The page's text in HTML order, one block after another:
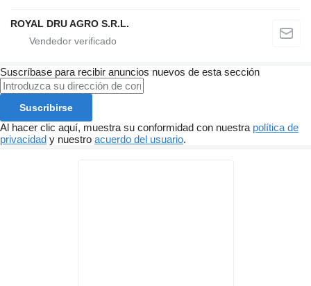
ROYAL DRU AGRO S.R.L.
Suscríbase para recibir anuncios nuevos de esta sección
Suscribirse
Al hacer clic aquí, muestra su conformidad con nuestra política de
privacidad y nuestro acuerdo del usuario.